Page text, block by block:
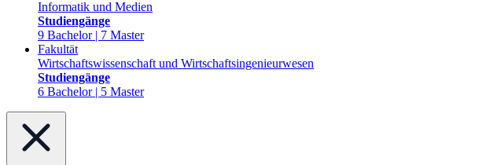
Informatik und Medien
Studiengänge
9 Bachelor | 7 Master
Fakultät
Wirtschaftswissenschaft und Wirtschaftsingenieurwesen
Studiengänge
6 Bachelor | 5 Master